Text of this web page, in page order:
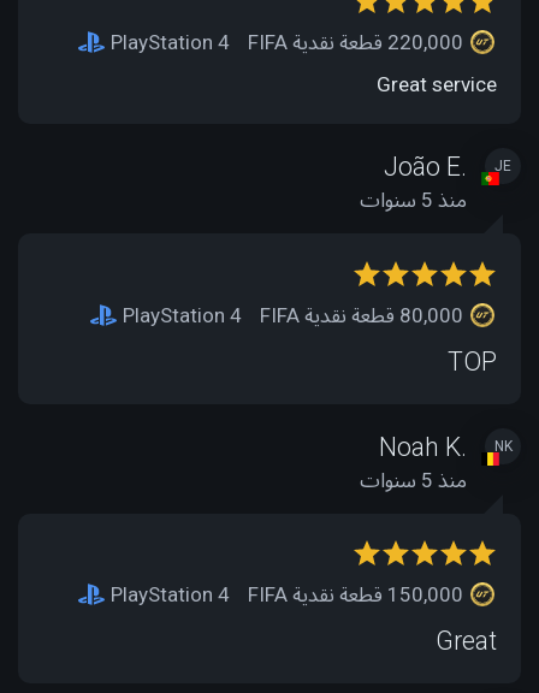
PlayStation 4
Great service
JE
João E.
منذ 5 سنوات
PlayStation 4
TOP
NK
Noah K.
منذ 5 سنوات
PlayStation 4
Great